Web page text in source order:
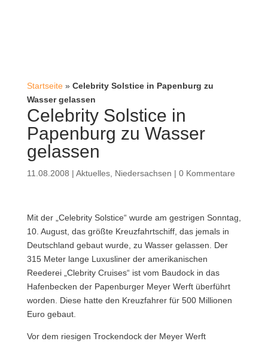
Startseite» Celebrity Solstice in Papenburg zu
Wasser gelassen
Celebrity Solstice in
Papenburg zu Wasser
gelassen
11.08.2008 | Aktuelles, Niedersachsen | 0 Kommentare
Mit der „Celebrity Solstice“ wurde am gestrigen Sonntag,
10. August, das größte Kreuzfahrtschiff, das jemals in
Deutschland gebaut wurde, zu Wasser gelassen. Der
315 Meter lange Luxusliner der amerikanischen
Reederei „Clebrity Cruises“ ist vom Baudock in das
Hafenbecken der Papenburger Meyer Werft überführt
worden. Diese hatte den Kreuzfahrer für 500 Millionen
Euro gebaut.
Vor dem riesigen Trockendock der Meyer Werft